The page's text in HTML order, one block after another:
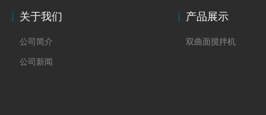
关于我们
公司简介
公司新闻
产品展示
双曲面搅拌机